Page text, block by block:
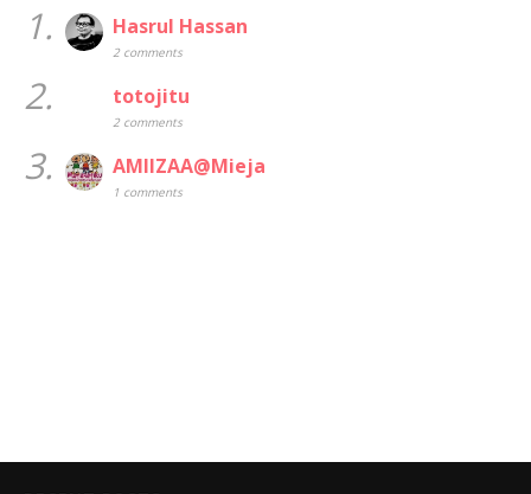
1. Hasrul Hassan
2 comments
2. totojitu
2 comments
3. AMIIZAA@Mieja
1 comments